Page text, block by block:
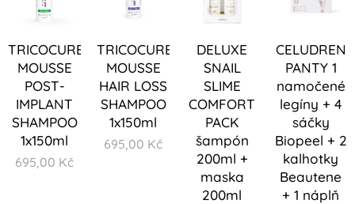
TRICOCURE
MOUSSE
POST-
IMPLANT
SHAMPOO
1x150ml
695,00 Kč
TRICOCURE
MOUSSE
HAIR LOSS
SHAMPOO
1x150ml
695,00 Kč
DELUXE
SNAIL
SLIME
COMFORT
PACK
šampón
200ml +
maska
200ml
CELUDREN
PANTY 1
namočené
legíny + 4
sáčky
Biopeel + 2
kalhotky
Beautene
+ 1 náplň